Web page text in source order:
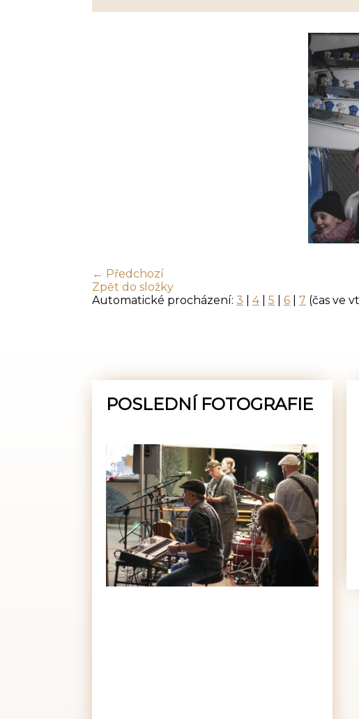
← Předchozí
Zpět do složky
Automatické procházení: 3 4| 5 6 7 (čas ve
POSLEDNÍ FOTOGRAFIE